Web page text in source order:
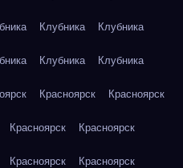
Клубника Клубника
Клубника Клубника
Красноярск Красноярск
Красноярск Красноярск
Красноярск Красноярск